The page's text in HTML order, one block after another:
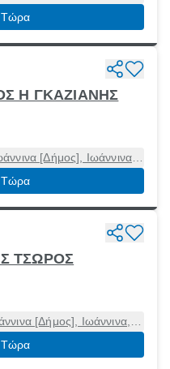
45332
Τώρα
Η ΓΚΑΖΙΑΝΗΣ
[Δήμος], Ιωάννινα,
Τώρα
ΤΣΩΡΟΣ
[Δήμος], Ιωάννινα,
Τώρα